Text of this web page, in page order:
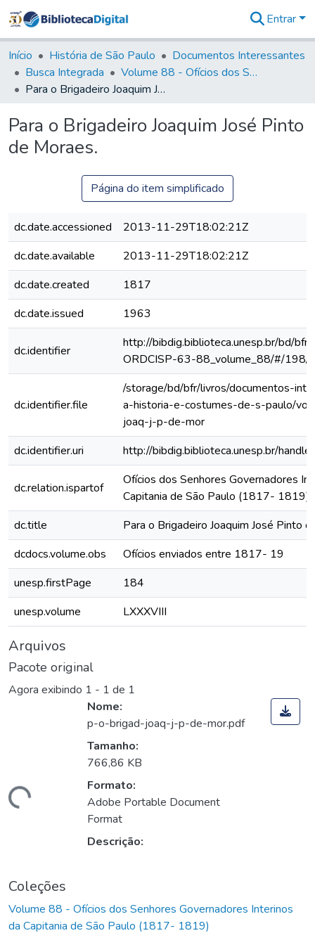
&
Coleções
Tudo na
Biblioteca
Estatísticas
Entrar
Início História de São Paulo
Documentos Interessantes
Busca Integrada
Volume 88 - Ofícios dos Senhores Governadores Interinos da Capitania de São Paulo (1817- 1819)
Para o Brigadeiro Joaquim José Pinto de Moraes.
Para o Brigadeiro Joaquim José Pinto
de Moraes.
Página do item simplificado
dc.date.accessioned
2013-11-29T18:02:21Z
dc.date.available
2013-11-29T18:02:21Z
dc.date.created
1817
dc.date.issued
1963
dc.identifier
http://bibdig.biblioteca.unesp.br/bd/
ORDCISP-63-88_volume_88/#/198/
dc.identifier.file
/storage/bd/bfr/livros/documentos-
a-historia-e-costumes-de-s-paulo/
joaq-j-p-de-mor
dc.identifier.uri
http://bibdig.biblioteca.unesp.br/
dc.relation.ispartof
Ofícios dos Senhores Governadores
Capitania de São Paulo (1817- 1819)
dc.title
Para o Brigadeiro Joaquim José Pinto
dcdocs.volume.obs
Ofícios enviados entre 1817- 19
unesp.firstPage
184
unesp.volume
LXXXVIII
Arquivos
Pacote original
Agora exibindo 1 - 1 de 1
Carregando...
Nome:
p-o-brigad-joaq-j-p-de-mor.pdf
Tamanho:
766,86 KB
Formato:
Adobe Portable Document
Format
Descrição:
Coleções
Volume 88 - Ofícios dos Senhores Governadores Interinos
da Capitania de São Paulo (1817- 1819)